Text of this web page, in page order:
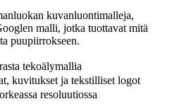
kuvanluontimalleja,
malli, jotka tuottavat mitä
puupiirrokseen.
tekoälymallia
kuvitukset ja tekstilliset logot
resoluutiossa